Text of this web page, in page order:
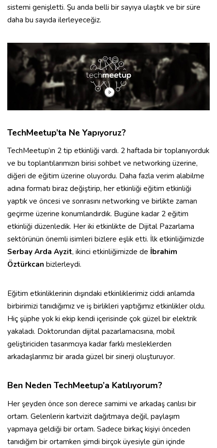
sistemi genişletti. Şu anda belli bir sayıya ulaştık ve bir süre
daha bu sayıda ilerleyeceğiz.
TechMeetup’ta Ne Yapıyoruz?
TechMeetup’ın 2 tip etkinliği vardı. 2 haftada bir toplanıyorduk
ve bu toplantılarımızın birisi sohbet ve networking üzerine,
diğeri de eğitim üzerine oluyordu. Daha fazla verim alabilme
adına formatı biraz değiştirip, her etkinliği eğitim etkinliği
yaptık ve öncesi ve sonrasını networking ve birlikte zaman
geçirme üzerine konumlandırdık. Bugüne kadar 2 eğitim
etkinliği düzenledik. Her iki etkinlikte de Dijital Pazarlama
sektörünün önemli isimleri bizlere eşlik etti. İlk etkinliğimizde
Serbay Arda Ayzit, ikinci etkinliğimizde de İbrahim
Öztürkcan bizlerleydi.
Eğitim etkinliklerinin dışındaki etkinliklerimiz ciddi anlamda
birbirimizi tanıdığımız ve iş birlikleri yaptığımız etkinlikler oldu.
Hiç şüphe yok ki ekip kendi içerisinde çok güzel bir elektrik
yakaladı. Doktorundan dijital pazarlamacısına, mobil
geliştiriciden tasarımcıya kadar farklı mesleklerden
arkadaşlarımız bir arada güzel bir sinerji oluşturuyor.
Ben Neden TechMeetup’a Katılıyorum?
Her şeyden önce son derece samimi ve arkadaş canlısı bir
ortam. Gelenlerin kartvizit dağıtmaya değil, paylaşım
yapmaya geldiği bir ortam. Sadece birkaç kişiyi önceden
tanıdığım bir ortamken şimdi birçok üyesiyle gün içinde